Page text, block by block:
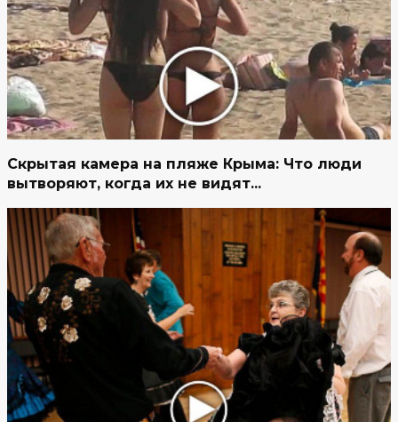
Скрытая камера на пляже Крыма: Что люди
вытворяют, когда их не видят...